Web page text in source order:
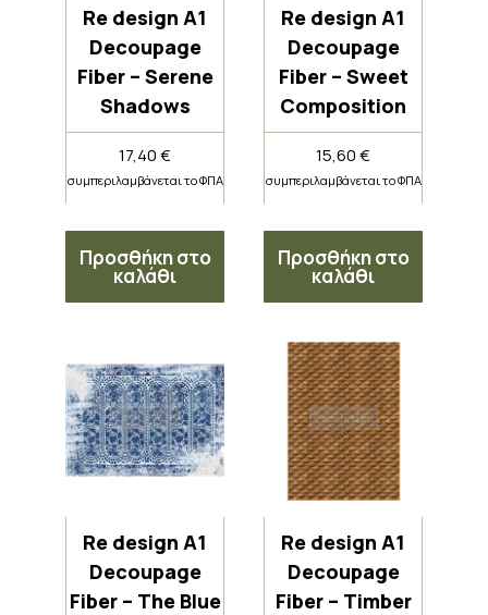
Re design A1
Decoupage
Fiber – Serene
Shadows
17,40€
συμπεριλαμβάνεται το ΦΠΑ
Προσθήκη στο
καλάθι
Re design A1
Decoupage
Fiber – Sweet
Composition
15,60€
συμπεριλαμβάνεται το ΦΠΑ
Προσθήκη στο
καλάθι
Re design A1
Decoupage
Fiber – The Blue
Re design A1
Decoupage
Fiber – Timber